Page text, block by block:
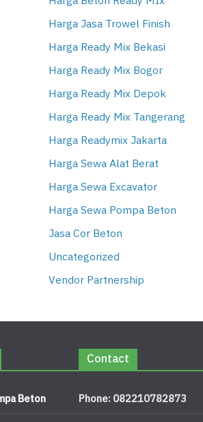
Harga Jasa Trowel Finish
Harga Ready Mix Bekasi
Harga Ready Mix Bogor
Harga Ready Mix Depok
Harga Ready Mix Tangerang
Harga Readymix Jakarta
Harga Sewa Alat Berat
Harga Sewa Excavator
Harga Sewa Pompa Beton
Jasa Cor Beton
Uncategorized
Vendor Partnership
Beton
Contact
Phone: 082210782873